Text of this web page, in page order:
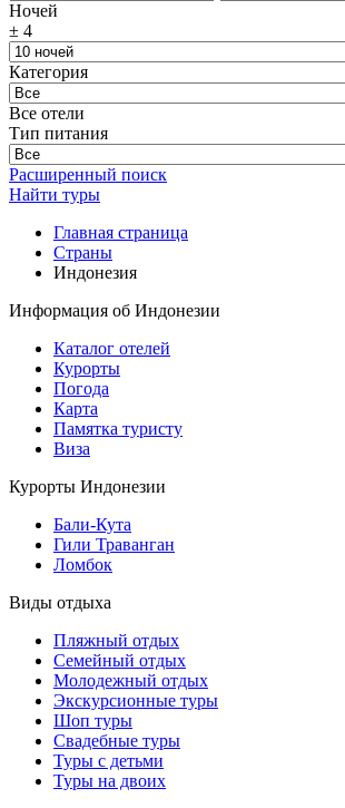
Ночей
± 4
Категория
Все отели
Тип питания
Расширенный поиск
Найти туры
Главная страница
Cтраны
Индонезия
Информация об Индонезии
Каталог отелей
Курорты
Погода
Карта
Памятка туристу
Виза
Курорты Индонезии
Бали-Кута
Гили Траванган
Ломбок
Виды отдыха
Пляжный отдых
Семейный отдых
Молодежный отдых
Экскурсионные туры
Шоп туры
Свадебные туры
Туры с детьми
Туры на двоих